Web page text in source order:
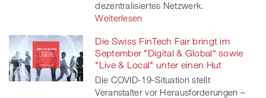
dezentralisiertes Netzwerk.
Weiterlesen
Die Swiss FinTech Fair bringt im
September "Digital & Global" sowie
"Live & Local" unter einen Hut
Die COVID-19-Situation stellt
Veranstalter vor Herausforderungen –